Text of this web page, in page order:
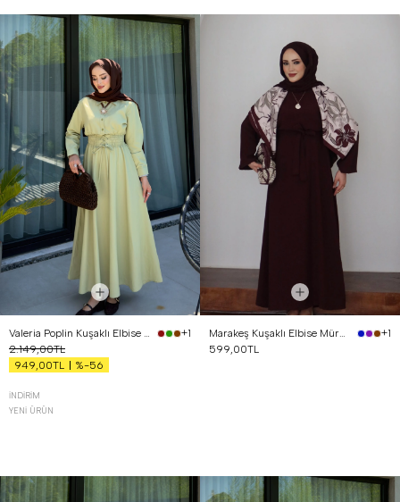
Valeria Poplin Kuşaklı Elbise Yağ Yeşili
+1
2.149,00TL
949,00TL
%-56
İNDIRIM
YENI ÜRÜN
Marakeş Kuşaklı Elbise Mürdüm
+1
599,00TL